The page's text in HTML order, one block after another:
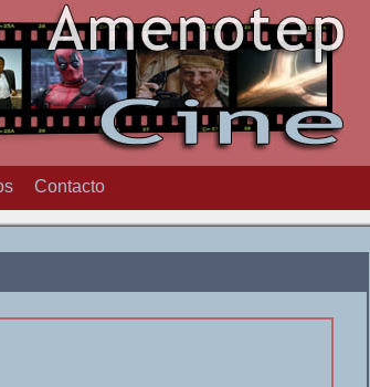
Contacto